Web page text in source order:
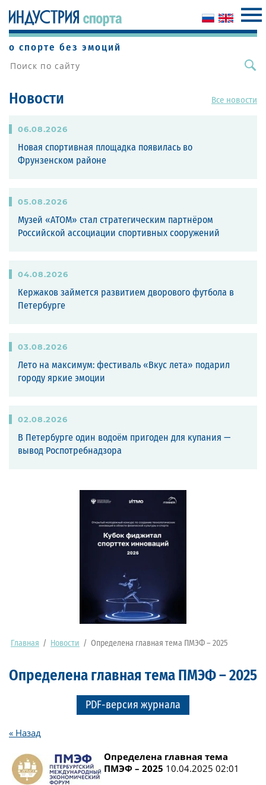
о спорте без эмоций
Новости Все новости
06.08.2026
Новая спортивная площадка появилась во
Фрунзенском районе
05.08.2026
Музей «АТОМ» стал стратегическим партнёром
Российской ассоциации спортивных сооружений
04.08.2026
Кержаков займется развитием дворового футбола в
Петербурге
03.08.2026
Лето на максимум: фестиваль «Вкус лета» подарил
городу яркие эмоции
02.08.2026
В Петербурге один водоём пригоден для купания —
вывод Роспотребнадзора
Главная / Новости / Определена главная тема ПМЭФ – 2025
Определена главная тема ПМЭФ – 2025
PDF-версия журнала
« Назад
Определена главная тема
ПМЭФ – 2025 10.04.2025 02:01